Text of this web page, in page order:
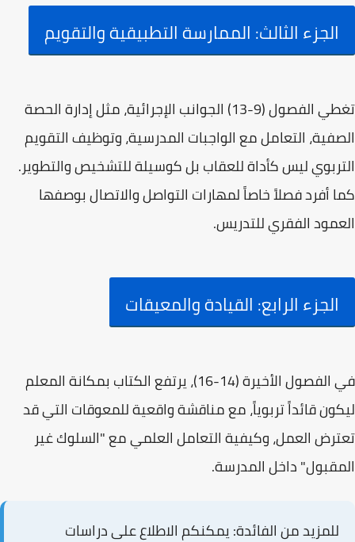
الجزء الثالث: الممارسة التطبيقية والتقويم
تغطي الفصول (9-13) الجوانب الإجرائية، مثل إدارة
الحصة
الصفية، التعامل مع الواجبات المدرسية، وتوظيفالتقويم
التربويليس كأداة للعقاب بل كوسيلة للتشخيص والتطوير.
كما أفرد فصلاً خاصاً لمهارات التواصل والاتصالبوصفها
العمود الفقري للتدريس.
الجزء الرابع: القيادة والمعيقات
في الفصول الأخيرة (14-16)، يرتفع الكتاب بمكانة المعلم
ليكونقائداً تربوياً، مع مناقشة واقعية للمعوقات التي قد
تعترض العمل، وكيفية التعامل العلمي مع "السلوك غير
المقبول" داخل المدرسة.
للمزيد من الفائدة:يمكنكم الاطلاع على دراسات